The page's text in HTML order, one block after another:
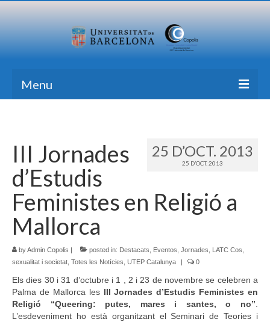
Menu
Formació
Transferència
Publicacions
Contacte
Idioma:
25 D’OCT. 2013
25 D’OCT. 2013
III Jornades
d’Estudis
Feministes en Religió a
Mallorca
byAdmin Copolis | posted in: Destacats Eventos Jornades
LATC Cos,
sexualitat i societat Totes les Notícies UTEP Catalunya | 0
Els dies 30 i 31 d’octubre i 1 , 2 i 23 de novembre se celebren a
Palma de Mallorca les III Jornades d’Estudis Feministes en
Religió “Queering: putes, mares i santes, o no”
L’esdeveniment ho està organitzant el Seminari de Teories i